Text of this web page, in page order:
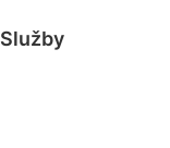
Služby